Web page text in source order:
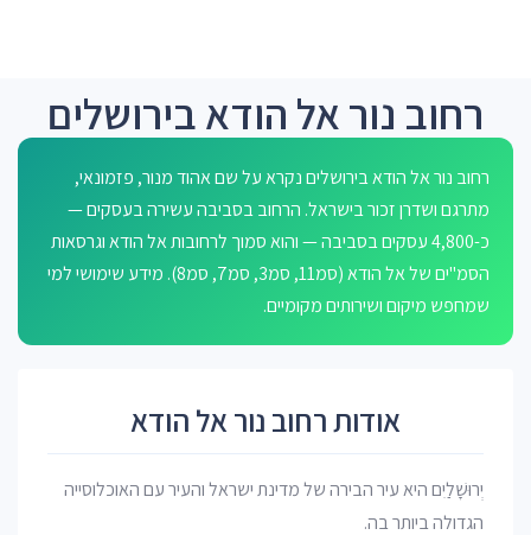
רחוב נור אל הודא בירושלים
רחוב נור אל הודא בירושלים נקרא על שם אהוד מנור, פזמונאי,
מתרגם ושדרן זכור בישראל. הרחוב בסביבה עשירה בעסקים —
כ-4,800 עסקים בסביבה — והוא סמוך לרחובות אל הודא וגרסאות
הסמ"ים של אל הודא (סמ11, סמ3, סמ7, סמ8). מידע שימושי למי
שמחפש מיקום ושירותים מקומיים.
אודות רחוב נור אל הודא
יְרוּשָׁלַיִם היא עיר הבירה של מדינת ישראל והעיר עם האוכלוסייה
הגדולה ביותר בה.